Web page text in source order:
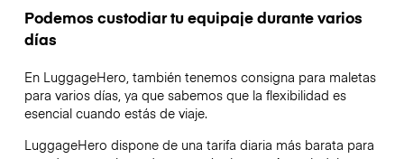
Podemos custodiar tu equipaje durante varios
días
En LuggageHero, también tenemos consigna para maletas
para varios días, ya que sabemos que la flexibilidad es
esencial cuando estás de viaje.
LuggageHero dispone de una tarifa diaria más barata para